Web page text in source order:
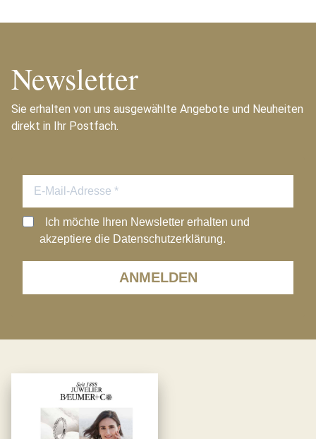
Newsletter
Sie erhalten von uns ausgewählte Angebote und Neuheiten
direkt in Ihr Postfach.
ANMELDEN
Ich möchte Ihren Newsletter erhalten und
akzeptiere die Datenschutzerklärung.